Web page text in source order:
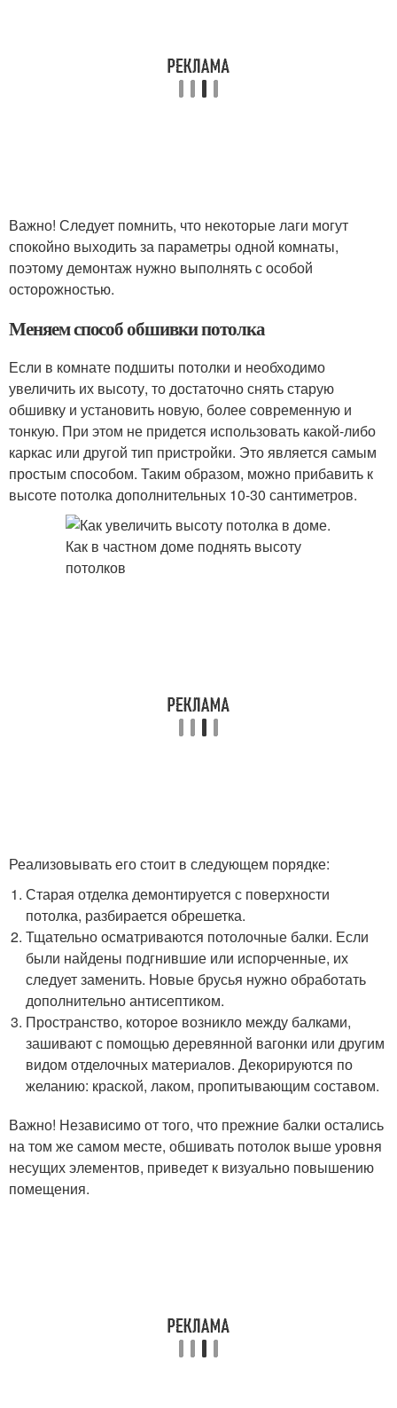
Важно! Следует помнить, что некоторые лаги могут
спокойно выходить за параметры одной комнаты,
поэтому демонтаж нужно выполнять с особой
осторожностью.
Меняем способ обшивки потолка
Если в комнате подшиты потолки и необходимо
увеличить их высоту, то достаточно снять старую
обшивку и установить новую, более современную и
тонкую. При этом не придется использовать какой-либо
каркас или другой тип пристройки. Это является самым
простым способом. Таким образом, можно прибавить к
высоте потолка дополнительных 10-30 сантиметров.
Реализовывать его стоит в следующем порядке:
Старая отделка демонтируется с поверхности
потолка, разбирается обрешетка.
Тщательно осматриваются потолочные балки. Если
были найдены подгнившие или испорченные, их
следует заменить. Новые брусья нужно обработать
дополнительно антисептиком.
Пространство, которое возникло между балками,
зашивают с помощью деревянной вагонки или другим
видом отделочных материалов. Декорируются по
желанию: краской, лаком, пропитывающим составом.
Важно! Независимо от того, что прежние балки остались
на том же самом месте, обшивать потолок выше уровня
несущих элементов, приведет к визуально повышению
помещения.